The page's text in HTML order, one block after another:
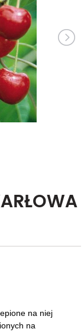
na niej
na